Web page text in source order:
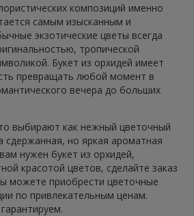
композиций именно
самым изысканным и
экзотические цветы всегда
тропической
Букет из орхидей имеет
превращать любой момент в
вечера до больших
выбирают как нежный цветочный
сдержанная, но яркая ароматная
нужен букет из орхидей,
красотой цветов, сделайте заказ
можете приобрести цветочные
по привлекательным ценам.